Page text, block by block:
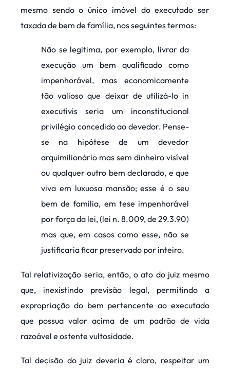
mesmo sendo o único imóvel do executado ser
taxada de bem de família, nos seguintes termos:
Não se legitima, por exemplo, livrar da
execução um bem qualificado como
impenhorável, mas economicamente
tão valioso que deixar de utilizá-lo in
executivis seria um inconstitucional
privilégio concedido ao devedor. Pense-
se na hipótese de um devedor
arquimilionário mas sem dinheiro visível
ou qualquer outro bem declarado, e que
viva em luxuosa mansão; esse é o seu
bem de família, em tese impenhorável
por força da lei, (lei n. 8.009, de 29.3.90)
mas que, em casos como esse, não se
justificaria ficar preservado por inteiro.
Tal relativização seria, então, o ato do juiz mesmo
que, inexistindo previsão legal, permitindo a
expropriação do bem pertencente ao executado
que possua valor acima de um padrão de vida
razoável e ostente vultosidade.
Tal decisão do juiz deveria é claro, respeitar um